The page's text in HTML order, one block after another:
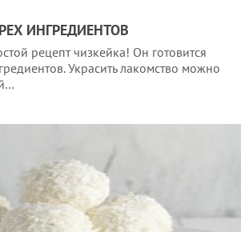
ИНГРЕДИЕНТОВ
рецепт чизкейка! Он готовится
Украсить лакомство можно